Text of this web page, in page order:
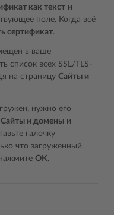
как текст и
поле. Когда всё
сертификат.
в ваше
список всех SSL/TLS-
на страницу Сайты и
нужно его
Сайты и домены и
галочку
что загруженный
ОК.